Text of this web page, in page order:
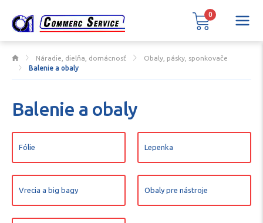
Náradie, dielňa, domácnosť
Obaly, pásky, sponkovače
Balenie a obaly
Balenie a obaly
Fólie Lepenka
Vrecia a big bagy Obaly pre nástroje
0